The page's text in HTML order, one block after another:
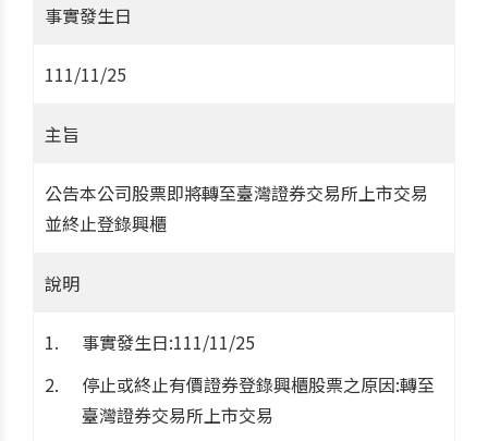
事實發生日
111/11/25
主旨
公告本公司股票即將轉至臺灣證券交易所上市交易
並終止登錄興櫃
說明
事實發生日:111/11/25
停止或終止有價證券登錄興櫃股票之原因:轉至
臺灣證券交易所上市交易